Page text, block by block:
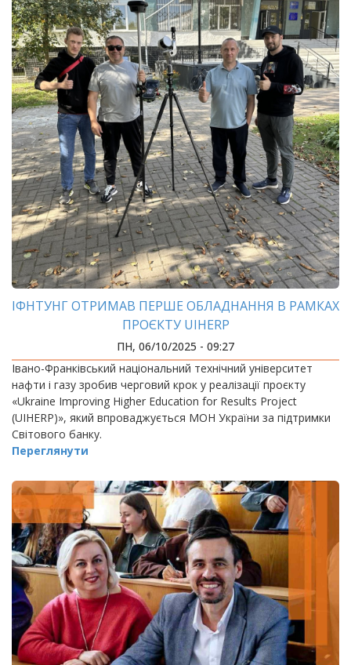
ІФНТУНГ ОТРИМАВ ПЕРШЕ ОБЛАДНАННЯ В РАМКАХ
ПРОЄКТУ UIHERP
ПН, 06/10/2025 - 09:27
Івано-Франківський національний технічний університет
нафти і газу зробив черговий крок у реалізації проєкту
«Ukraine Improving Higher Education for Results Project
(UIHERP)», який впроваджується МОН України за підтримки
Світового банку.
Переглянути